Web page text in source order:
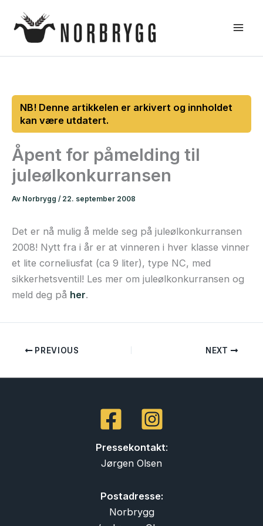
rett
Åpent for påmelding til
juleølkonkurransen
Av Norbrygg / 22. september 2008
Det er nå mulig å melde seg på juleølkonkurransen
2008! Nytt fra i år er at vinneren i hver klasse vinner
et lite corneliusfat (ca 9 liter), type NC, med
sikkerhetsventil! Les mer om juleølkonkurransen og
meld deg på her.
PREVIOUS NEXT
Pressekontakt:
Jørgen Olsen
Postadresse:
Norbrygg